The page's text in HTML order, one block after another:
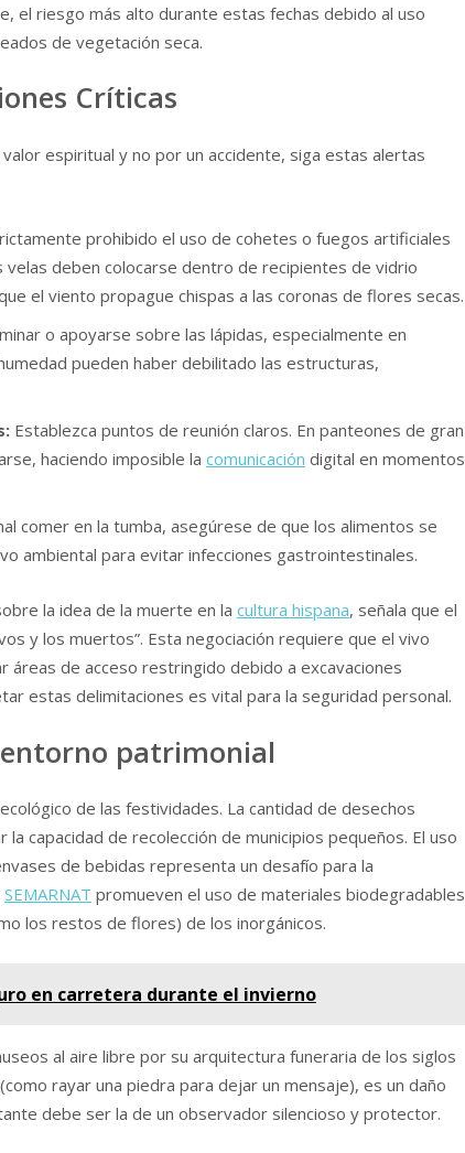
el riesgo más alto durante estas fechas debido al uso
de vegetación seca.
Críticas
espiritual y no por un accidente, siga estas alertas
prohibido el uso de cohetes o fuegos artificiales
deben colocarse dentro de recipientes de vidrio
el viento propague chispas a las coronas de flores secas.
o apoyarse sobre las lápidas, especialmente en
pueden haber debilitado las estructuras,
Establezca puntos de reunión claros. En panteones de gran
haciendo imposible la comunicación digital en momentos
comer en la tumba, asegúrese de que los alimentos se
ambiental para evitar infecciones gastrointestinales.
la idea de la muerte en la cultura hispana, señala que el
y los muertos”. Esta negociación requiere que el vivo
de acceso restringido debido a excavaciones
estas delimitaciones es vital para la seguridad personal.
patrimonial
de las festividades. La cantidad de desechos
capacidad de recolección de municipios pequeños. El uso
de bebidas representa un desafío para la
SEMARNAT promueven el uso de materiales biodegradables
los restos de flores) de los inorgánicos.
en carretera durante el invierno
al aire libre por su arquitectura funeraria de los siglos
rayar una piedra para dejar un mensaje), es un daño
debe ser la de un observador silencioso y protector.